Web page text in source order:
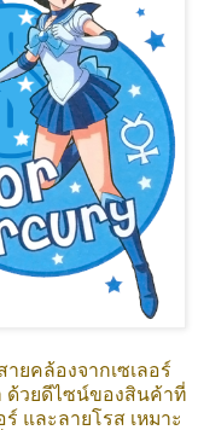
ยคล้องจากเซเลอร์
ด้วยดีไซน์ของสินค้าที่
และลายโรส เหมาะ